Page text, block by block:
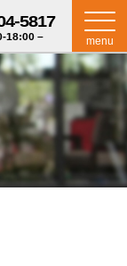
menu
5817
18:00 –